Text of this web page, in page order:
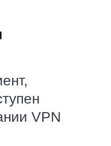
VPN